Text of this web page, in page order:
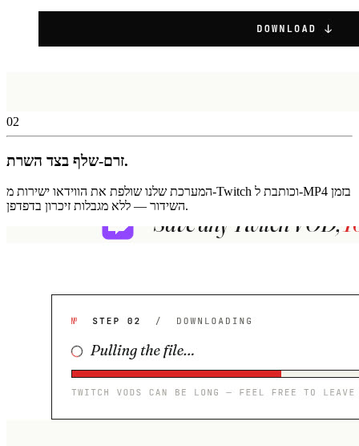
02
זרם-שלף בצד השרת.
המערכת שלנו שולפת את הווידאו ישירות מ-Twitch וכותבת ל-MP4 בזמן
השידור — ללא מגבלות זיכרון בדפדפן.